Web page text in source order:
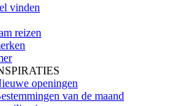
vinden
reizen
openingen
van de maand